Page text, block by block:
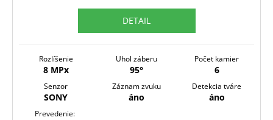
DETAIL
Rozlíšenie
8 MPx
Uhol záberu
95°
Počet kamier
6
Senzor
SONY
Záznam zvuku
áno
Detekcia tváre
áno
Prevedenie: